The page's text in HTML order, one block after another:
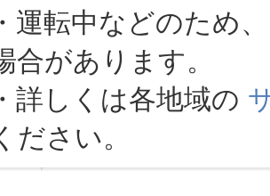
転中などのため
合があります。
しくは各地域の
ださい。